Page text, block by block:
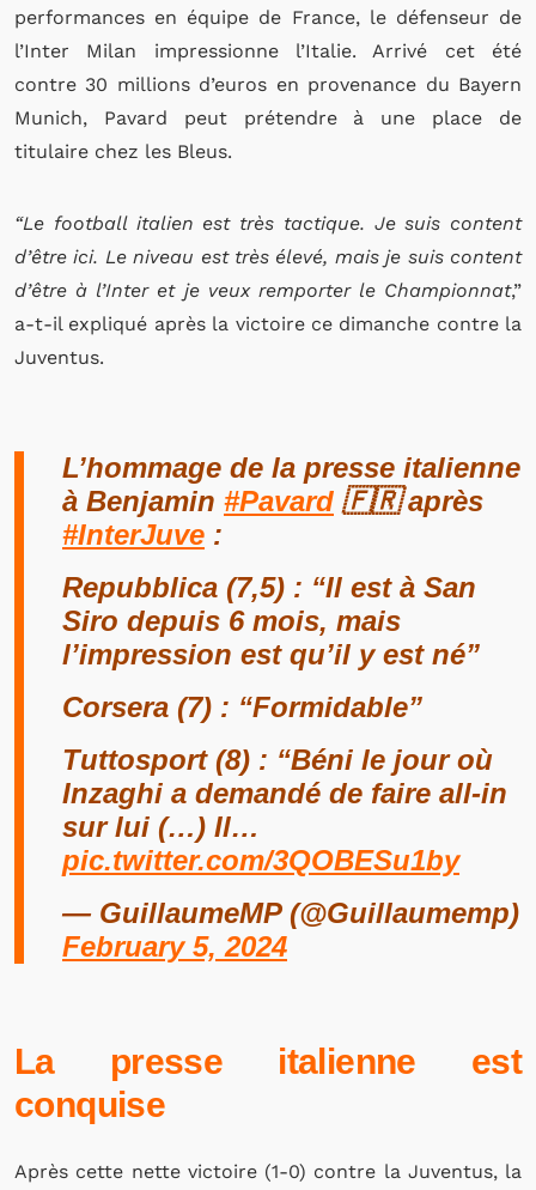
performances en équipe de France, le défenseur de
l’Inter Milan impressionne l’Italie. Arrivé cet été
contre 30 millions d’euros en provenance du Bayern
Munich, Pavard peut prétendre à une place de
titulaire chez les Bleus.
“Le football italien est très tactique. Je suis content
d’être ici. Le niveau est très élevé, mais je suis content
d’être à l’Inter et je veux remporter le Championnat,”
a-t-il expliqué après la victoire ce dimanche contre la
Juventus.
L’hommage de la presse italienne
à Benjamin #Pavard 🇫🇷 après
#InterJuve :
Repubblica (7,5) : “Il est à San
Siro depuis 6 mois, mais
l’impression est qu’il y est né”
Corsera (7) : “Formidable”
Tuttosport (8) : “Béni le jour où
Inzaghi a demandé de faire all-in
sur lui (…) Il…
pic.twitter.com/3QOBESu1by
— GuillaumeMP (@Guillaumemp)
February 5, 2024
La presse italienne est
conquise
Après cette nette victoire (1-0) contre la Juventus, la